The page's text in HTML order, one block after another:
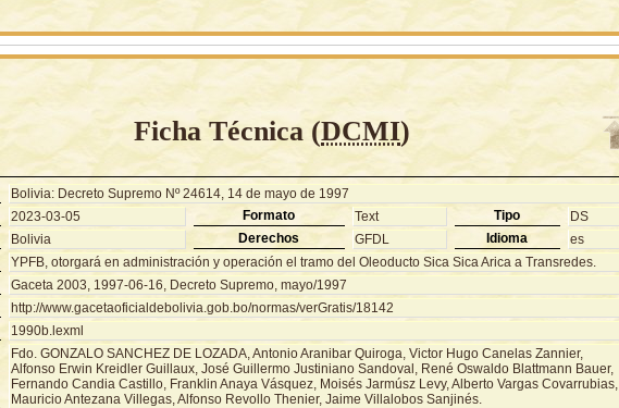
Ficha Técnica (DCMI)
Bolivia: Decreto Supremo Nº 24614, 14 de mayo de 1997
2023-03-05 Formato Text Tipo
DS
Bolivia Derechos GFDL Idioma
es
YPFB, otorgará en administración y operación el tramo del Oleoducto Sica Sica Arica a Transredes.
Gaceta 2003, 1997-06-16, Decreto Supremo, mayo/1997
http://www.gacetaoficialdebolivia.gob.bo/normas/verGratis/18142
1990b.lexml
Fdo. GONZALO SANCHEZ DE LOZADA, Antonio Aranibar Quiroga, Victor Hugo Canelas Zannier,
Alfonso Erwin Kreidler Guillaux, José Guillermo Justiniano Sandoval, René Oswaldo Blattmann Bauer,
Fernando Candia Castillo, Franklin Anaya Vásquez, Moisés Jarmúsz Levy, Alberto Vargas Covarrubias,
Mauricio Antezana Villegas, Alfonso Revollo Thenier, Jaime Villalobos Sanjinés.